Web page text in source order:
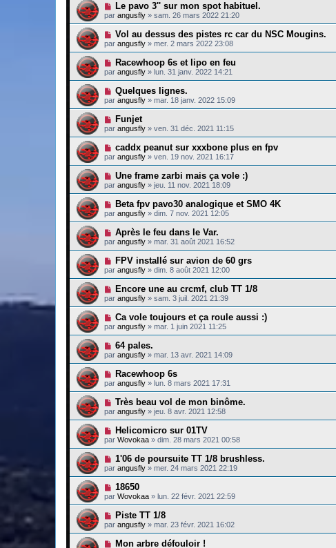
Le pavo 3'' sur mon spot habituel.
par angusfly » sam. 26 mars 2022 21:20
Vol au dessus des pistes rc car du NSC Mougins.
par angusfly » mer. 2 mars 2022 23:08
Racewhoop 6s et lipo en feu
par angusfly » lun. 31 janv. 2022 14:21
Quelques lignes.
par angusfly » mar. 18 janv. 2022 15:09
Funjet
par angusfly » ven. 31 déc. 2021 11:15
caddx peanut sur xxxbone plus en fpv
par angusfly » ven. 19 nov. 2021 16:17
Une frame zarbi mais ça vole :)
par angusfly » jeu. 11 nov. 2021 18:09
Beta fpv pavo30 analogique et SMO 4K
par angusfly » dim. 7 nov. 2021 12:05
Après le feu dans le Var.
par angusfly » mar. 31 août 2021 16:52
FPV installé sur avion de 60 grs
par angusfly » dim. 8 août 2021 12:00
Encore une au crcmf, club TT 1/8
par angusfly » sam. 3 juil. 2021 21:39
Ca vole toujours et ça roule aussi :)
par angusfly » mar. 1 juin 2021 11:25
64 pales.
par angusfly » mar. 13 avr. 2021 14:09
Racewhoop 6s
par angusfly » lun. 8 mars 2021 17:31
Très beau vol de mon binôme.
par angusfly » jeu. 8 avr. 2021 12:58
Helicomicro sur 01TV
par Wovokaa » dim. 28 mars 2021 00:58
1'06 de poursuite TT 1/8 brushless.
par angusfly » mer. 24 mars 2021 22:19
18650
par Wovokaa » lun. 22 févr. 2021 22:59
Piste TT 1/8
par angusfly » mar. 23 févr. 2021 16:02
Mon arbre défouloir !